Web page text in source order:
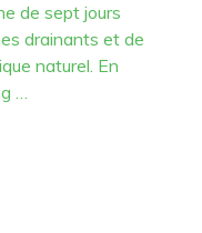
de sept jours
drainants et de
naturel. En
…